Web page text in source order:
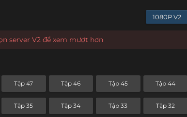
1080P V2
server V2 để xem mượt hơn
Tập 47 Tập 46 Tập 45 Tập 44
Tập 35 Tập 34 Tập 33 Tập 32